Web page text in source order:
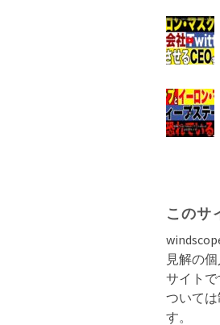
このサ
見解の
サイト
ついて
す。